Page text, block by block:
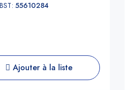
55610284
Ajouter à la liste